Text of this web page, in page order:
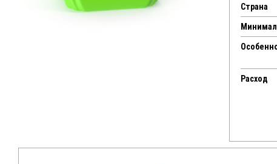
Страна
Расход